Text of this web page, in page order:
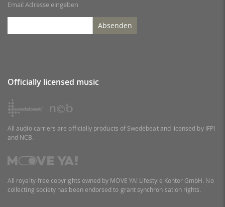
Email Adresse eingeben
Absenden
Officially licensed music
All audio carriers are officially products of Swedebeat and licensed by IFPI
and NCB.
All royalty-free copyrights owned by MOVE YA! Lifestyle Kontor GmbH. No
collecting society has been endorsed to grant synchronisation rights.